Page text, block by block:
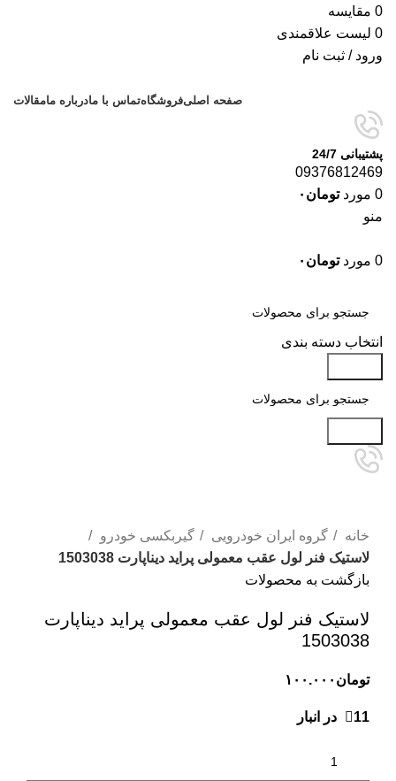
0 مقایسه
0 لیست علاقمندی
ورود / ثبت نام
صفحه اصلیفروشگاهتماس با مادرباره مامقالات
پشتیبانی 24/7
09376812469
0 مورد تومان ۰
منو
0 مورد تومان ۰
انتخاب دسته بندی
خانه
گروه ایران خودرویی
گیربکسی خودرو
لاستیک فنر لول عقب معمولی پراید دیناپارت 1503038
بازگشت به محصولات
لاستیک فنر لول عقب معمولی پراید دیناپارت
1503038
تومان ۱۰۰.۰۰۰
11 در انبار